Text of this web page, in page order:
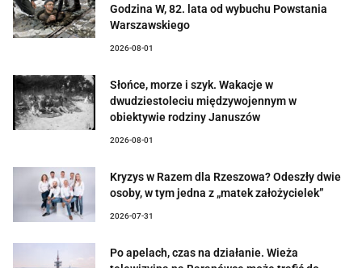
Godzina W, 82. lata od wybuchu Powstania
Warszawskiego
2026-08-01
Słońce, morze i szyk. Wakacje w
dwudziestoleciu międzywojennym w
obiektywie rodziny Januszów
2026-08-01
Kryzys w Razem dla Rzeszowa? Odeszły dwie
osoby, w tym jedna z „matek założycielek”
2026-07-31
Po apelach, czas na działanie. Wieża